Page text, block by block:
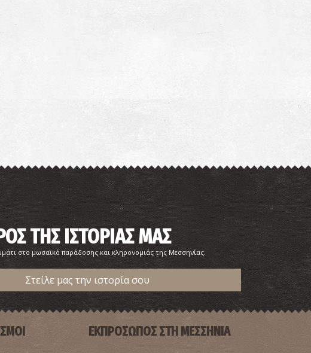
ΤΗΣ ΙΣΤΟΡΙΑΣ ΜΑΣ
στο μωσαϊκό παράδοσης και κληρονομιάς της Μεσσηνίας.
Στείλε μας την ιστορία σου
ΕΚΠΡΟΣΩΠΟΣ ΣΤΗ ΜΕΣΣΗΝΙΑ